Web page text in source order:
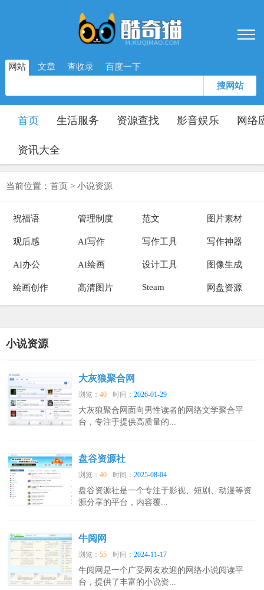
网站 文章 查收录 百度一下
搜网站
首页 生活服务 资源查找 影音娱乐 网络
资讯大全
当前位置： 首页 > 小说资源
祝福语 管理制度 范文 图片素材
观后感 AI写作 写作工具 写作神器
AI办公 AI绘画 设计工具 图像生成
绘画创作 高清图片 Steam 网盘资源
小说资源
大灰狼聚合网
浏览：40 时间：2026-01-29
大灰狼聚合网面向男性读者的网络文学聚合平
台，专注于提供高质量的...
盘谷资源社
浏览：40 时间：2025-08-04
盘谷资源社是一个专注于影视、短剧、动漫等资
源分享的平台，内容覆...
牛阅网
浏览：55 时间：2024-11-17
牛阅网是一个广受网友欢迎的网络小说阅读平
台，提供了丰富的小说资...